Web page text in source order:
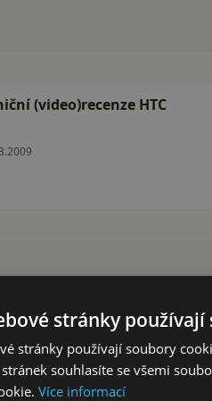
(video)recenze HTC
stránky používají
stránky používají soubory
souhlasíte se všemi
Více informací